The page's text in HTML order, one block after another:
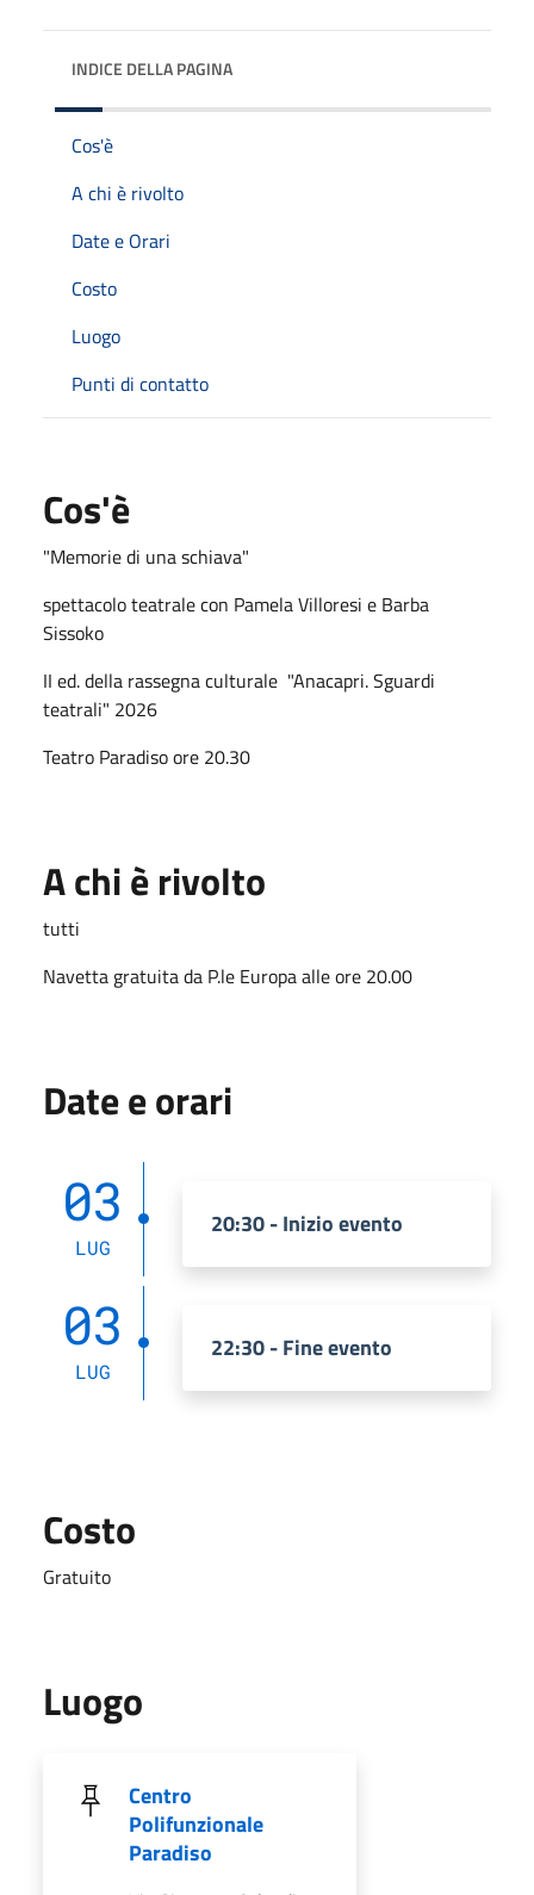
INDICE DELLA PAGINA
Cos'è
A chi è rivolto
Date e Orari
Costo
Luogo
Punti di contatto
Cos'è
"Memorie di una schiava"
spettacolo teatrale con Pamela Villoresi e Barba
Sissoko
II ed. della rassegna culturale "Anacapri. Sguardi
teatrali" 2026
Teatro Paradiso ore 20.30
A chi è rivolto
tutti
Navetta gratuita da P.le Europa alle ore 20.00
Date e orari
03
LUG
20:30 - Inizio evento
03
LUG
22:30 - Fine evento
Costo
Gratuito
Luogo
Centro
Polifunzionale
Paradiso